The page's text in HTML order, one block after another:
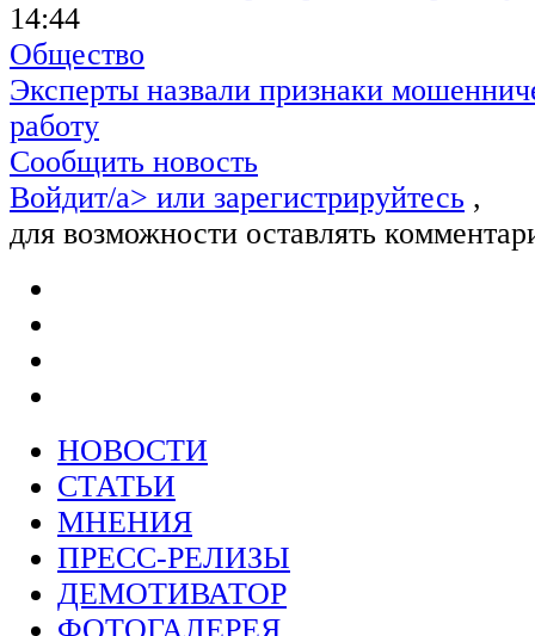
14:44
Общество
Эксперты назвали признаки
работу
Сообщить новость
Войдит/a> или зарегистрируйтесь ,
для возможности оставлять
НОВОСТИ
СТАТЬИ
МНЕНИЯ
ПРЕСС-РЕЛИЗЫ
ДЕМОТИВАТОР